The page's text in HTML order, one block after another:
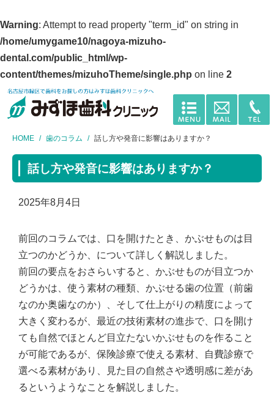
Warning: Attempt to read property "term_id" on string in
/home/umygame10/nagoya-mizuho-
dental.com/public_html/wp-
content/themes/mizuhoTheme/single.php on line 2
HOME 歯のコラム 話し方や発音に影響はありますか？
話し方や発音に影響はありますか？
2025年8月4日
前回のコラムでは、口を開けたとき、かぶせものは目
立つのかどうか、について詳しく解説しました。
前回の要点をおさらいすると、かぶせものが目立つか
どうかは、使う素材の種類、かぶせる歯の位置（前歯
なのか奥歯なのか）、そして仕上がりの精度によって
大きく変わるが、最近の技術素材の進歩で、口を開け
ても自然でほとんど目立たないかぶせものを作ること
が可能であるが、保険診療で使える素材、自費診療で
選べる素材があり、見た目の自然さや透明感に差があ
るというようなことを解説しました。